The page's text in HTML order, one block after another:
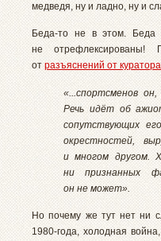
медведя, ну и ладно, ну и
Беда-то не в этом. Беда
не отрефлексированы!
от разъяснений от
«...спортсменов
Речь идёт об
сопутствующих
окрестностей,
и многом другом.
ни признанных
он не может».
Но почему же тут нет ни
1980-года, холодная